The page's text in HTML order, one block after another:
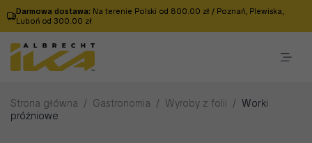
Darmowa dostawa: Na terenie Polski od 800.00 zł / Poznań, Plewiska,
Luboń od 300.00 zł
Strona główna / Gastronomia / Wyroby z folii / Worki
próżniowe